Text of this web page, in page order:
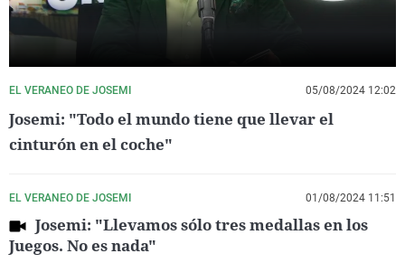
EL VERANEO DE JOSEMI 05/08/2024 12:02
Josemi: "Todo el mundo tiene que llevar el
cinturón en el coche"
EL VERANEO DE JOSEMI 01/08/2024 11:51
Josemi: "Llevamos sólo tres medallas en los
Juegos. No es nada"